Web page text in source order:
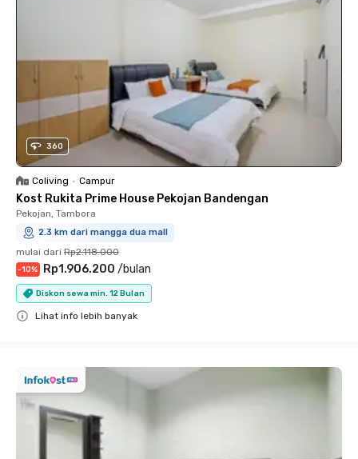
360
Coliving • Campur
Kost Rukita Prime House Pekojan Bandengan
Pekojan, Tambora
2.3 km dari mangga dua mall
mulai dari Rp2.118.000
-10% Rp1.906.200 /bulan
Diskon sewa min. 12 Bulan
Lihat info lebih banyak